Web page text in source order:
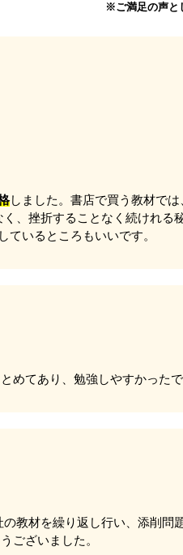
※ご満足の声と
しました。書店で買う教材で
、挫折することなく続けれる
いるところもいいです。
めてあり、勉強しやすかったで
教材を繰り返し行い、添削問
ございました。